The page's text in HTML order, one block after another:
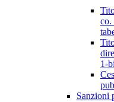
co.
1-
Sanzioni